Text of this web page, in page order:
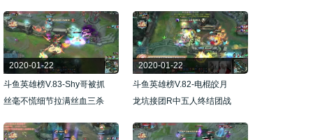
2020-01-22
斗鱼英雄榜V.83-Shy哥被抓
丝毫不慌细节拉满丝血三杀
2020-01-22
斗鱼英雄榜V.82-电棍皎月
龙坑接团R中五人终结团战